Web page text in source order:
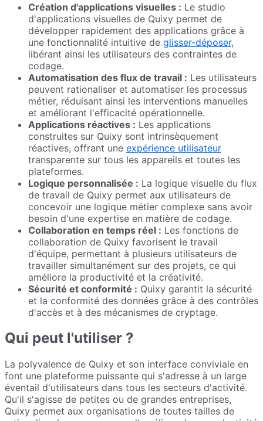
Création d'applications visuelles : Le studio
d'applications visuelles de Quixy permet de
développer rapidement des applications grâce à
une fonctionnalité intuitive de glisser-déposer,
libérant ainsi les utilisateurs des contraintes de
codage.
Automatisation des flux de travail : Les utilisateurs
peuvent rationaliser et automatiser les processus
métier, réduisant ainsi les interventions manuelles
et améliorant l'efficacité opérationnelle.
Applications réactives : Les applications
construites sur Quixy sont intrinsèquement
réactives, offrant une expérience utilisateur
transparente sur tous les appareils et toutes les
plateformes.
Logique personnalisée : La logique visuelle du flux
de travail de Quixy permet aux utilisateurs de
concevoir une logique métier complexe sans avoir
besoin d'une expertise en matière de codage.
Collaboration en temps réel : Les fonctions de
collaboration de Quixy favorisent le travail
d'équipe, permettant à plusieurs utilisateurs de
travailler simultanément sur des projets, ce qui
améliore la productivité et la créativité.
Sécurité et conformité : Quixy garantit la sécurité
et la conformité des données grâce à des contrôles
d'accès et à des mécanismes de cryptage.
Qui peut l'utiliser ?
La polyvalence de Quixy et son interface conviviale en
font une plateforme puissante qui s'adresse à un large
éventail d'utilisateurs dans tous les secteurs d'activité.
Qu'il s'agisse de petites ou de grandes entreprises,
Quixy permet aux organisations de toutes tailles de